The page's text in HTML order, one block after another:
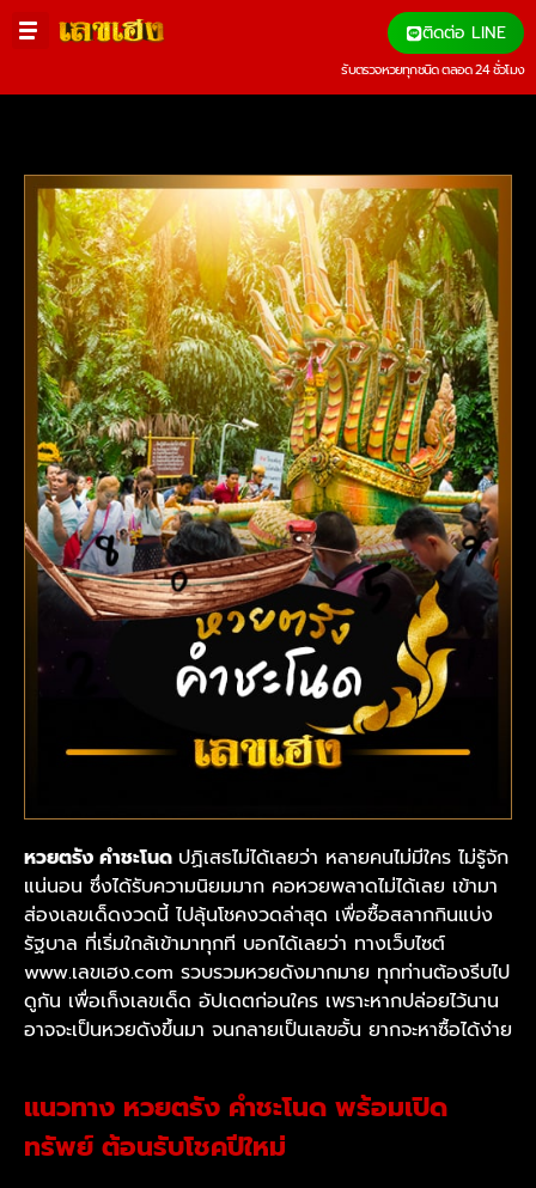
ติดต่อ LINE
รับตรวจหวยทุกชนิด ตลอด 24 ชั่วโมง
หวยตรัง คำชะโนด ปฏิเสธไม่ได้เลยว่า หลายคนไม่มีใคร ไม่รู้จัก
แน่นอน ซึ่งได้รับความนิยมมาก คอหวยพลาดไม่ได้เลย เข้ามา
ส่องเลขเด็ดงวดนี้ ไปลุ้นโชคงวดล่าสุด เพื่อซื้อสลากกินแบ่ง
รัฐบาล ที่เริ่มใกล้เข้ามาทุกที บอกได้เลยว่า ทางเว็บไซต์
www.เลขเฮง.com รวบรวมหวยดังมากมาย ทุกท่านต้องรีบไป
ดูกัน เพื่อเก็งเลขเด็ด อัปเดตก่อนใคร เพราะหากปล่อยไว้นาน
อาจจะเป็นหวยดังขึ้นมา จนกลายเป็นเลขอั้น ยากจะหาซื้อได้ง่าย
แนวทาง หวยตรัง คำชะโนด พร้อมเปิด
ทรัพย์ ต้อนรับโชคปีใหม่